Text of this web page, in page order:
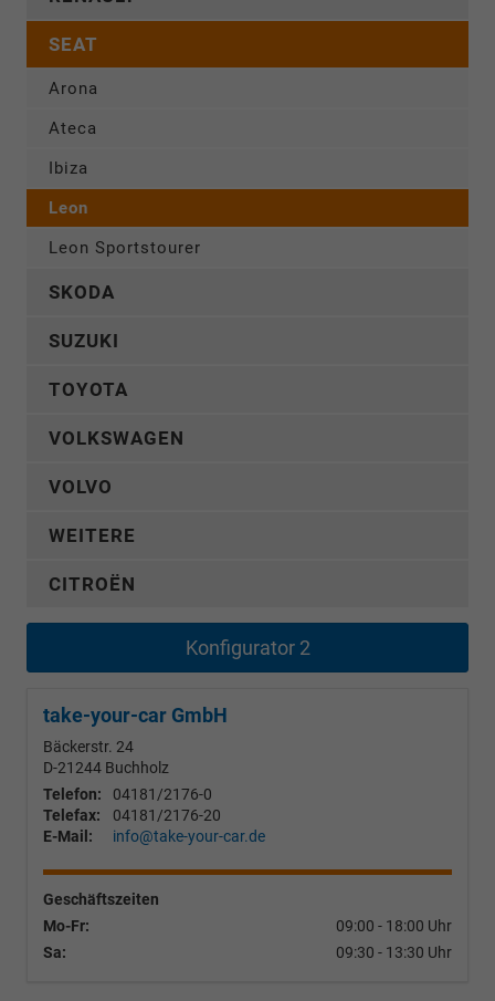
SEAT
Arona
Ateca
Ibiza
Leon
Leon Sportstourer
SKODA
SUZUKI
TOYOTA
VOLKSWAGEN
VOLVO
WEITERE
CITROËN
Konfigurator 2
take-your-car GmbH
Bäckerstr. 24
D-21244 Buchholz
Telefon:
04181/2176-0
Telefax:
04181/2176-20
E-Mail:
info@take-your-car.de
Geschäftszeiten
Mo-Fr:
09:00 - 18:00 Uhr
Sa:
09:30 - 13:30 Uhr